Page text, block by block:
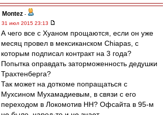
Montez -
31 июл 2015 23:13
А чего все с Хуаном прощаются, если он уже
месяц провел в мексиканском Chiapas, с
которым подписал контракт на 3 года?
Попытка оправдать заторможенность дедушки
Трахтенберга?
Так может на доткоме попращаться с
Мухсином Мухамадиевым, в связи с его
переходом в Локомотив НН? Офсайта в 95-м